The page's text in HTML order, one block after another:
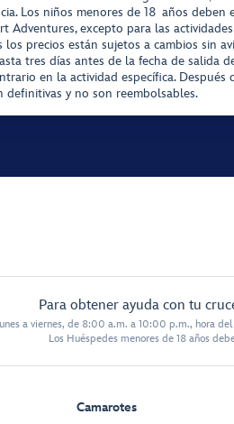
Los niños menores de 18 años deben
Adventures, excepto para las
los precios están sujetos a cambios sin
tres días antes de la fecha de salida
en la actividad específica. Después
definitivas y no son reembolsables.
Para obtener ayuda con tu
a viernes, de 8:00 a.m. a 10:00 p.m., hora
Los Huéspedes menores de 18 años
Camarotes